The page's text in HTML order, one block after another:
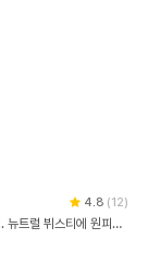
4.8 (12)
[무료배송] MADE. 뉴트럴 뷔스티에 원피스(+NEW컬러,미니ver.)